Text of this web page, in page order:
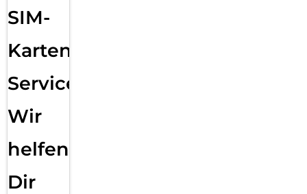
SIM-
Karten
Service:
Wir
helfen
Dir